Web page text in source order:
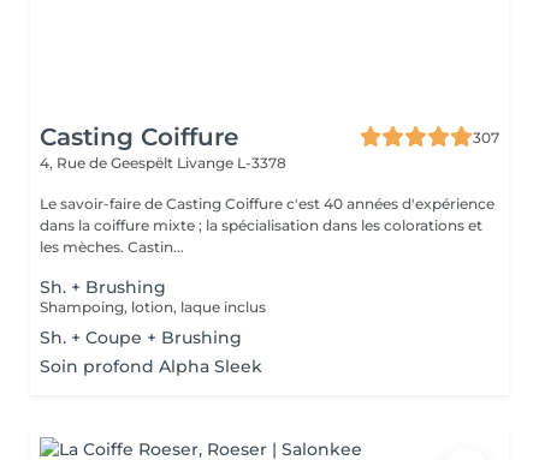
Casting Coiffure
307
4, Rue de Geespëlt Livange L-3378
Le savoir-faire de Casting Coiffure c'est 40 années d'expérience
dans la coiffure mixte ; la spécialisation dans les colorations et
les mèches. Castin...
Sh. + Brushing
Shampoing, lotion, laque inclus
Sh. + Coupe + Brushing
Soin profond Alpha Sleek